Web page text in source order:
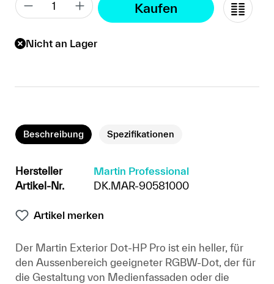
Kaufen
Nicht an Lager
Beschreibung Spezifikationen
Hersteller
Martin Professional
Artikel-Nr.
DK.MAR-90581000
Artikel merken
Der Martin Exterior Dot-HP Pro ist ein heller, für
den Aussenbereich geeigneter RGBW-Dot, der für
die Gestaltung von Medienfassaden oder die